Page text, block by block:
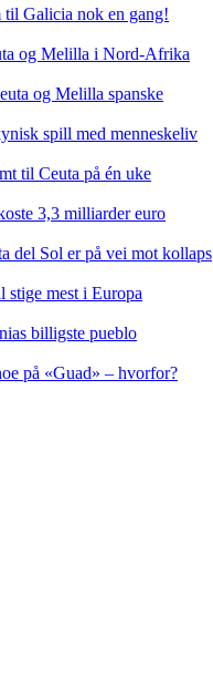
Galicia nok en gang!
og Melilla i Nord-Afrika
og Melilla spanske
spill med menneskeliv
til Ceuta på én uke
3,3 milliarder euro
del Sol er på vei mot kollaps
stige mest i Europa
billigste pueblo
på «Guad» – hvorfor?